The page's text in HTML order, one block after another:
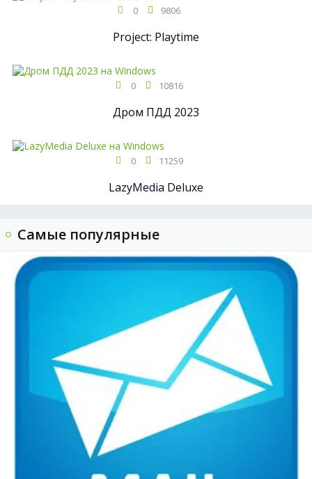
0 9806
Project: Playtime
0 10816
Дром ПДД 2023
0 11259
LazyMedia Deluxe
Самые популярные